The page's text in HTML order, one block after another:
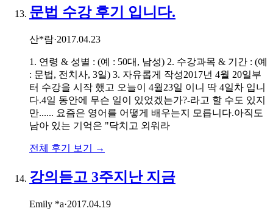
문법 수강 후기 입니다.
산*람·2017.04.23
1. 연령 & 성별 : (예 : 50대, 남성) 2. 수강과목 & 기간 : (예
: 문법, 전치사, 3일) 3. 자유롭게 작성2017년 4월 20일부
터 수강을 시작 했고 오늘이 4월23일 이니 딱 4일차 입니
다.4일 동안에 무슨 일이 있었겠는가?-라고 할 수도 있지
만...... 요즘은 영어를 어떻게 배우는지 모릅니다.아직도
남아 있는 기억은 "닥치고 외워라
전체 후기 보기 →
강의듣고 3주지난 지금
Emily *a·2017.04.19